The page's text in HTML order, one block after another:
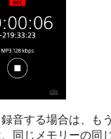
音する場合は、も
同じメモリーの同